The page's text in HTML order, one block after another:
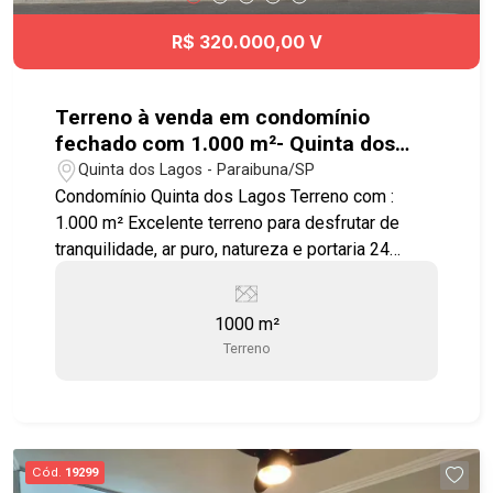
R$ 320.000,00 V
Terreno à venda em condomínio
fechado com 1.000 m²- Quinta dos
Lagos - Paraibuna
Quinta dos Lagos - Paraibuna/SP
Condomínio Quinta dos Lagos Terreno com :
1.000 m² Excelente terreno para desfrutar de
tranquilidade, ar puro, natureza e portaria 24
mil m² de muito verde e 9 lagos, além de lazer
completo: - Quadra poliesportiva - 9 lagos -
Bosque - Pista de Caminhada - Salão de Festas -
Poliesportiva - Salão de Festa - Salão de Jogos
O lugar dos seus sonhos junto à Natureza!!!
1000 m²
Terreno
Cód. 19299